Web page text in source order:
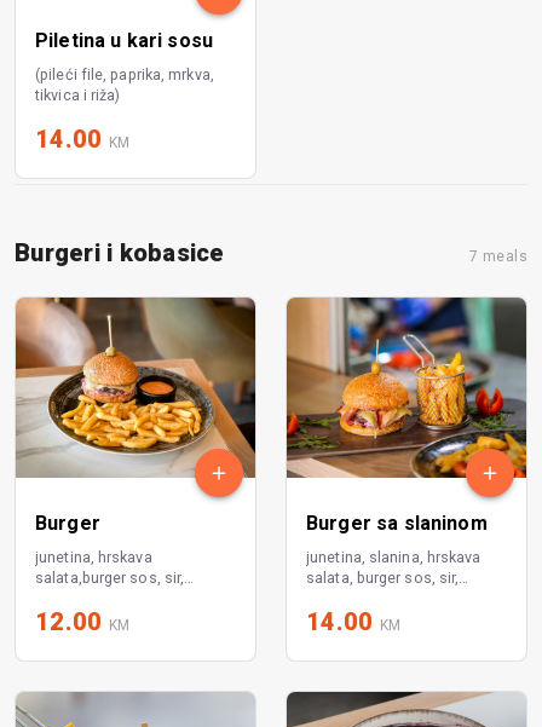
Piletina u kari sosu
(pileći file, paprika, mrkva,
tikvica i riža)
14.00 KM
Burgeri i kobasice 7 meals
Burger
junetina, hrskava
salata,burger sos, sir,
12.00 KM
Burger sa slaninom
junetina, slanina, hrskava
salata, burger sos, sir,
14.00 KM